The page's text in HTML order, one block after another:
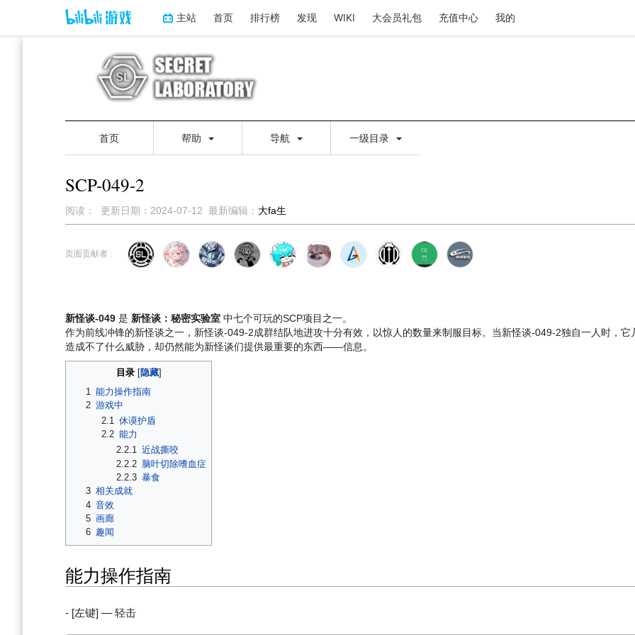
主站 首页 排行榜 发现 WIKI 大会员礼包 充值中心 我的
首页 帮助 导航 一级目录
SCP-049-2
阅读： 更新日期： 2024-07-12 最新编辑： 大fa生
到
到
页面贡献者 :
新怪谈-049 是 新怪谈：秘密实验室 中七个可玩的SCP项目之一。
作为前线冲锋的新怪谈之一，新怪谈-049-2成群结队地进攻十分有效，以惊人的数量来制服目标。当新怪谈-049-2独自一人时，它
造成不了什么威胁，却仍然能为新怪谈们提供最重要的东西——信息。
目录
1
能力操作指南
2 游戏中
2.1
休谟护盾
2.2 能力
2.2.1 近战撕咬
2.2.2 脑叶切除嗜血症
2.2.3 暴食
3 相关成就
4 音效
5 画廊
6 趣闻
能力操作指南
- [左键] — 轻击